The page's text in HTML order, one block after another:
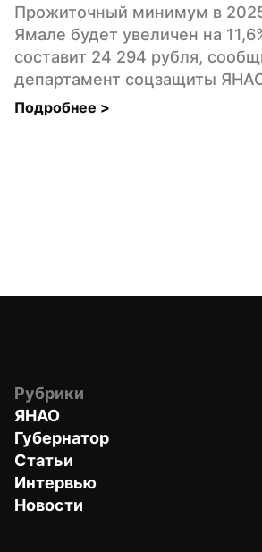
Прожиточный минимум в
Ямале будет увеличен на
составит 24 294 рубля,
департамент соцзащиты
Подробнее >
Рубрики
ЯНАО
Губернатор
Статьи
Интервью
Новости